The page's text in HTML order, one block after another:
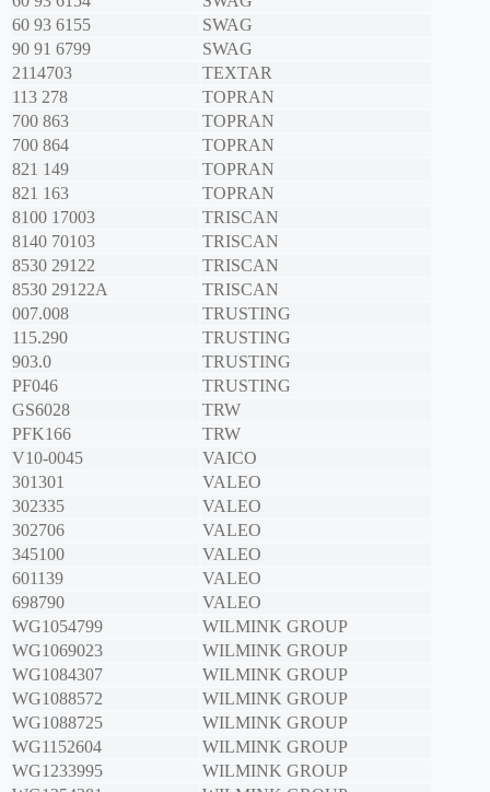
60 93 6155
SWAG
90 91 6799
SWAG
2114703
TEXTAR
113 278
TOPRAN
700 863
TOPRAN
700 864
TOPRAN
821 149
TOPRAN
821 163
TOPRAN
8100 17003
TRISCAN
8140 70103
TRISCAN
8530 29122
TRISCAN
8530 29122A
TRISCAN
007.008
TRUSTING
115.290
TRUSTING
903.0
TRUSTING
PF046
TRUSTING
GS6028
TRW
PFK166
TRW
V10-0045
VAICO
301301
VALEO
302335
VALEO
302706
VALEO
345100
VALEO
601139
VALEO
698790
VALEO
WG1054799
WILMINK GROUP
WG1069023
WILMINK GROUP
WG1084307
WILMINK GROUP
WG1088572
WILMINK GROUP
WG1088725
WILMINK GROUP
WG1152604
WILMINK GROUP
WG1233995
WILMINK GROUP